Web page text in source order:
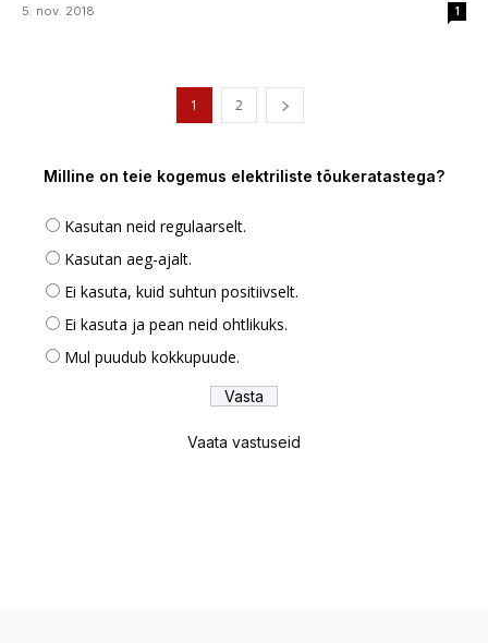
5. nov. 2018 1
1 2
Milline on teie kogemus elektriliste tõukeratastega?
Kasutan neid regulaarselt.
Kasutan aeg-ajalt.
Ei kasuta, kuid suhtun positiivselt.
Ei kasuta ja pean neid ohtlikuks.
Mul puudub kokkupuude.
Vaata vastuseid